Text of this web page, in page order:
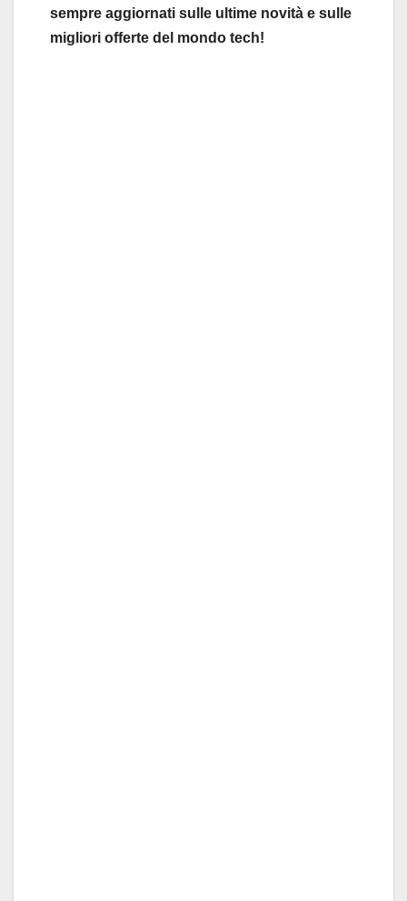
sempre aggiornati sulle ultime novità e sulle
migliori offerte del mondo tech!